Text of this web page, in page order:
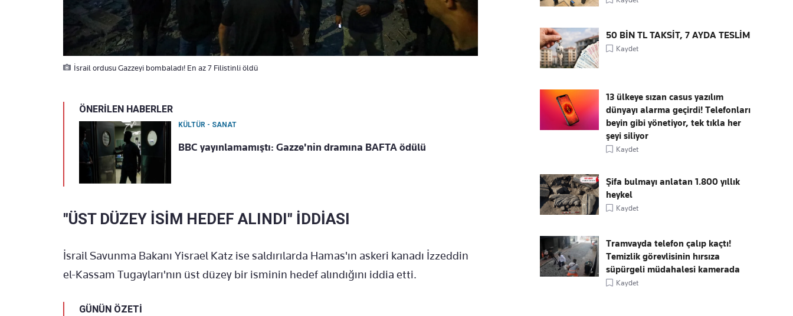
İsrail ordusu Gazzeyi bombaladı! En az 7 Filistinli öldü
ÖNERİLEN HABERLER
KÜLTÜR - SANAT
BBC yayınlamamıştı: Gazze'nin dramına BAFTA ödülü
"ÜST DÜZEY İSİM HEDEF ALINDI" İDDİASI
İsrail Savunma Bakanı Yisrael Katz ise saldırılarda Hamas'ın askeri kanadı İzzeddin
el-Kassam Tugayları'nın üst düzey bir isminin hedef alındığını iddia etti.
GÜNÜN ÖZETİ
50 BİN TL TAKSİT, 7 AYDA TESLİM
Kaydet
13 ülkeye sızan casus yazılım
dünyayı alarma geçirdi! Telefonları
beyin gibi yönetiyor, tek tıkla her
şeyi siliyor
Kaydet
Şifa bulmayı anlatan 1.800 yıllık
heykel
Kaydet
Tramvayda telefon çalıp kaçtı!
Temizlik görevlisinin hırsıza
süpürgeli müdahalesi kamerada
Kaydet